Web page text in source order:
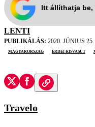
Itt állíthatja be,
LENTI
PUBLIKÁLÁS: 2020. JÚNIUS 25.
Magyarország
erdei kisvasút
Travelo